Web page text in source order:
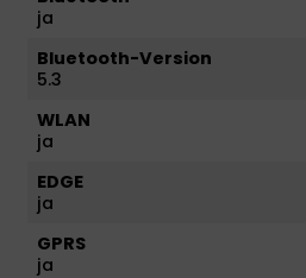
ja
Bluetooth-Version
5.3
WLAN
ja
EDGE
ja
GPRS
ja